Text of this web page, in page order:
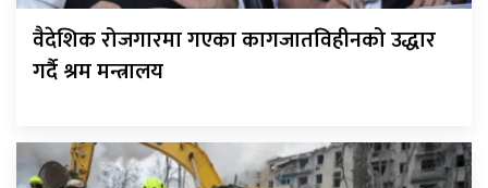
वैदेशिक रोजगारमा गएका कागजातविहीनको उद्धार
गर्दै श्रम मन्त्रालय